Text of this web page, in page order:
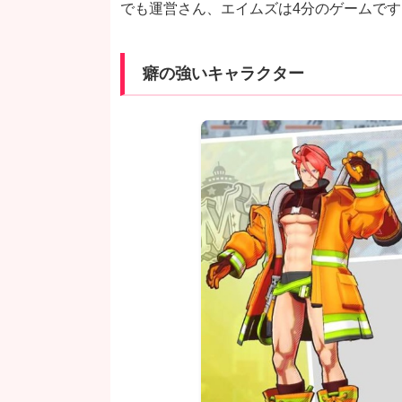
でも運営さん、エイムズは4分のゲームで
癖の強いキャラクター